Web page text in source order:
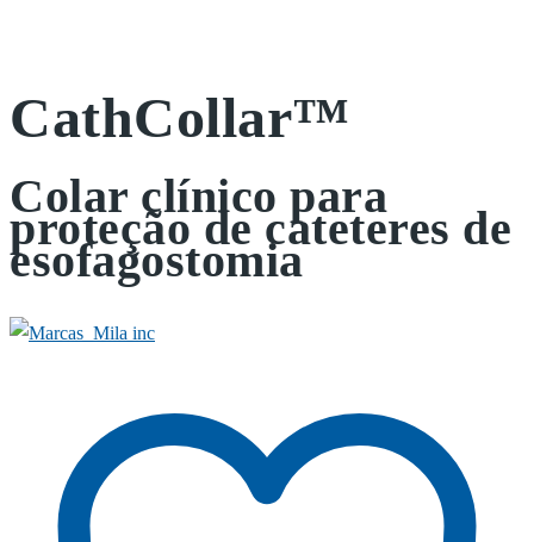
CathCollar™
Colar clínico para
proteção de cateteres de
esofagostomia